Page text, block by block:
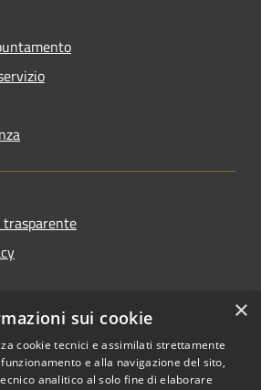
×
sui cookie
cookie tecnici e assimilati strettamente
e alla navigazione del sito,
analitico al solo fine di elaborare